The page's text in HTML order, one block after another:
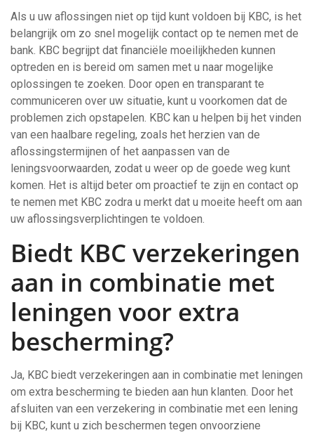
Als u uw aflossingen niet op tijd kunt voldoen bij KBC, is het
belangrijk om zo snel mogelijk contact op te nemen met de
bank. KBC begrijpt dat financiële moeilijkheden kunnen
optreden en is bereid om samen met u naar mogelijke
oplossingen te zoeken. Door open en transparant te
communiceren over uw situatie, kunt u voorkomen dat de
problemen zich opstapelen. KBC kan u helpen bij het vinden
van een haalbare regeling, zoals het herzien van de
aflossingstermijnen of het aanpassen van de
leningsvoorwaarden, zodat u weer op de goede weg kunt
komen. Het is altijd beter om proactief te zijn en contact op
te nemen met KBC zodra u merkt dat u moeite heeft om aan
uw aflossingsverplichtingen te voldoen.
Biedt KBC verzekeringen
aan in combinatie met
leningen voor extra
bescherming?
Ja, KBC biedt verzekeringen aan in combinatie met leningen
om extra bescherming te bieden aan hun klanten. Door het
afsluiten van een verzekering in combinatie met een lening
bij KBC, kunt u zich beschermen tegen onvoorziene